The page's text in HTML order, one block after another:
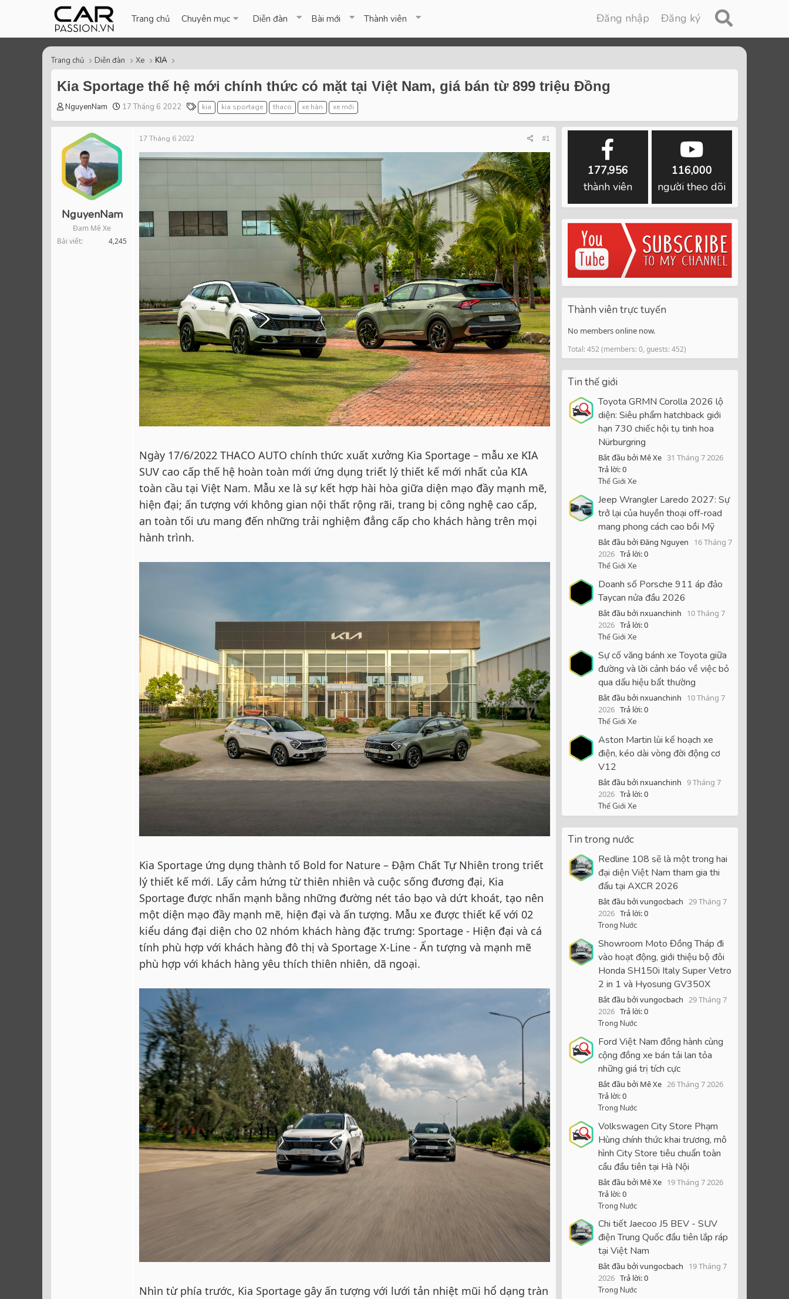
Trang chủ Chuyên mục Diễn đàn Bài mới Thành viên Đăng nhập Đăng ký
Trang chủ Diễn đàn Xe KIA
Kia Sportage thế hệ mới chính thức có mặt tại Việt Nam, giá bán từ 899 triệu Đồng
T
r
a
d
s
t
r
r
NguyenNam
S
a
t
17 Tháng 6 2022
T
a
g
kia kia sportage thaco xe hàn xe mới
NguyenNam
Đam Mê Xe
Bài viết
4,245
17 Tháng 6 2022 #1
Ngày 17/6/2022 THACO AUTO chính thức xuất xưởng Kia Sportage – mẫu xe KIA
SUV cao cấp thế hệ hoàn toàn mới ứng dụng triết lý thiết kế mới nhất của KIA
toàn cầu tại Việt Nam. Mẫu xe là sự kết hợp hài hòa giữa diện mạo đầy mạnh mẽ,
hiện đại; ấn tượng với không gian nội thất rộng rãi, trang bị công nghệ cao cấp,
an toàn tối ưu mang đến những trải nghiệm đẳng cấp cho khách hàng trên mọi
hành trình.
Kia Sportage ứng dụng thành tố Bold for Nature – Đậm Chất Tự Nhiên trong triết
lý thiết kế mới. Lấy cảm hứng từ thiên nhiên và cuộc sống đương đại, Kia
Sportage được nhấn mạnh bằng những đường nét táo bạo và dứt khoát, tạo nên
một diện mạo đầy mạnh mẽ, hiện đại và ấn tượng. Mẫu xe được thiết kế với 02
kiểu dáng đại diện cho 02 nhóm khách hàng đặc trưng: Sportage - Hiện đại và cá
tính phù hợp với khách hàng đô thị và Sportage X-Line - Ấn tượng và mạnh mẽ
phù hợp với khách hàng yêu thích thiên nhiên, dã ngoại.
Nhìn từ phía trước, Kia Sportage gây ấn tượng với lưới tản nhiệt mũi hổ dạng tràn
177,956
thành viên
116,000
người theo dõi
Thành viên trực tuyến
No members online now.
Total: 452 (members: 0, guests: 452)
Tin thế giới
Toyota GRMN Corolla 2026 lộ
diện: Siêu phẩm hatchback giới
hạn 730 chiếc hội tụ tinh hoa
Nürburgring
Bắt đầu bởi Mê Xe 31 Tháng 7 2026
Trả lời: 0
Thế Giới Xe
Jeep Wrangler Laredo 2027: Sự
trở lại của huyền thoại off-road
mang phong cách cao bồi Mỹ
Bắt đầu bởi Đăng Nguyen
16 Tháng 7
2026 Trả lời: 0
Thế Giới Xe
Doanh số Porsche 911 áp đảo
Taycan nửa đầu 2026
Bắt đầu bởi nxuanchinh
10 Tháng 7
2026 Trả lời: 0
Thế Giới Xe
Sự cố văng bánh xe Toyota giữa
đường và lời cảnh báo về việc bỏ
qua dấu hiệu bất thường
Bắt đầu bởi nxuanchinh
10 Tháng 7
2026 Trả lời: 0
Thế Giới Xe
Aston Martin lùi kế hoạch xe
điện, kéo dài vòng đời động cơ
V12
Bắt đầu bởi nxuanchinh 9 Tháng 7
2026 Trả lời: 0
Thế Giới Xe
Tin trong nước
Redline 108 sẽ là một trong hai
đại diện Việt Nam tham gia thi
đấu tại AXCR 2026
Bắt đầu bởi vungocbach 29 Tháng 7
2026 Trả lời: 0
Trong Nước
Showroom Moto Đồng Tháp đi
vào hoạt động, giới thiệu bộ đôi
Honda SH150i Italy Super Vetro
2 in 1 và Hyosung GV350X
Bắt đầu bởi vungocbach 29 Tháng 7
2026 Trả lời: 0
Trong Nước
Ford Việt Nam đồng hành cùng
cộng đồng xe bán tải lan tỏa
những giá trị tích cực
Bắt đầu bởi Mê Xe 26 Tháng 7 2026
Trả lời: 0
Trong Nước
Volkswagen City Store Phạm
Hùng chính thức khai trương, mô
hình City Store tiêu chuẩn toàn
cầu đầu tiên tại Hà Nội
Bắt đầu bởi Mê Xe 19 Tháng 7 2026
Trả lời: 0
Trong Nước
Chi tiết Jaecoo J5 BEV - SUV
điện Trung Quốc đầu tiên lắp ráp
tại Việt Nam
Bắt đầu bởi vungocbach
19 Tháng 7
2026 Trả lời: 0
Trong Nước